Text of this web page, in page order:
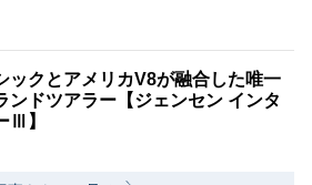
ックとアメリカV8が融合した唯一
ンドツアラー【ジェンセン インタ
Ⅲ】